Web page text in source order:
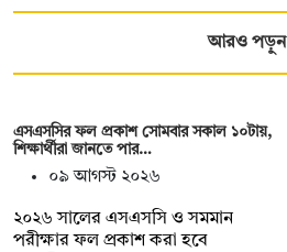
আরও পড়ুন
এসএসসির ফল প্রকাশ সোমবার সকাল ১০টায়,
শিক্ষার্থীরা জানতে পার…
০৯ আগস্ট ২০২৬
২০২৬ সালের এসএসসি ও সমমান
পরীক্ষার ফল প্রকাশ করা হবে